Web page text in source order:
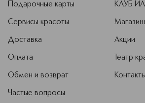
Подарочные карты
Сервисы красоты
Доставка
Оплата
Обмен и возврат
Частые вопросы
КЛУБ
Акции
Театр
Контакты